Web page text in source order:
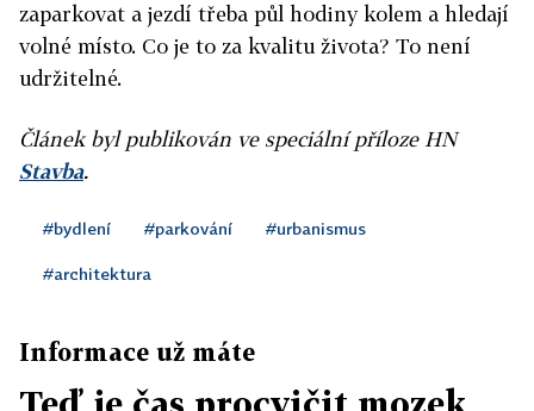
zaparkovat a jezdí třeba půl hodiny kolem a hledají
volné místo. Co je to za kvalitu života? To není
udržitelné.
Článek byl publikován ve speciální příloze HN
Stavba.
#bydlení #parkování #urbanismus
#architektura
Informace už máte